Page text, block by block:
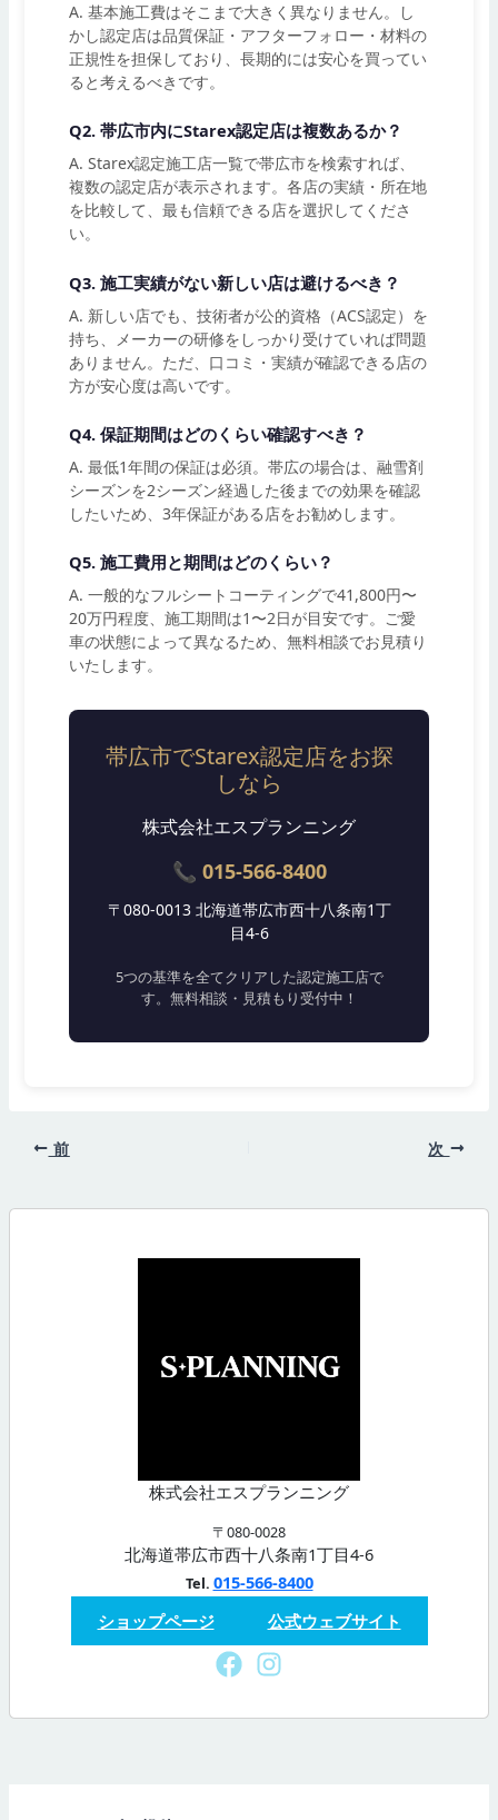
A. 基本施工費はそこまで大きく異なりません。し
かし認定店は品質保証・アフターフォロー・材料の
正規性を担保しており、長期的には安心を買ってい
ると考えるべきです。
Q2. 帯広市内にStarex認定店は複数あるか？
A. Starex認定施工店一覧で帯広市を検索すれば、
複数の認定店が表示されます。各店の実績・所在地
を比較して、最も信頼できる店を選択してくださ
い。
Q3. 施工実績がない新しい店は避けるべき？
A. 新しい店でも、技術者が公的資格（ACS認定）を
持ち、メーカーの研修をしっかり受けていれば問題
ありません。ただ、口コミ・実績が確認できる店の
方が安心度は高いです。
Q4. 保証期間はどのくらい確認すべき？
A. 最低1年間の保証は必須。帯広の場合は、融雪剤
シーズンを2シーズン経過した後までの効果を確認
したいため、3年保証がある店をお勧めします。
Q5. 施工費用と期間はどのくらい？
A. 一般的なフルシートコーティングで41,800円〜
20万円程度、施工期間は1〜2日が目安です。ご愛
車の状態によって異なるため、無料相談でお見積り
いたします。
帯広市でStarex認定店をお探
しなら
株式会社エスプランニング
📞 015-566-8400
〒080-0013 北海道帯広市西十八条南1丁
目4-6
5つの基準を全てクリアした認定施工店で
す。無料相談・見積もり受付中！
前 次
株式会社エスプランニング
〒080-0028
北海道帯広市西十八条南1丁目4-6
Tel. 015-566-8400
ショップページ
公式ウェブサイト